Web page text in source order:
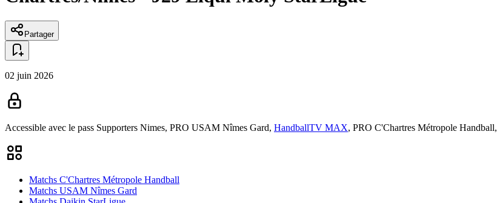
Partager
02 juin 2026
Accessible avec le pass Supporters Nimes, PRO USAM Nîmes Gard, HandballTV MAX, PRO C'Chartres Métropole Handball,
Matchs C'Chartres Métropole Handball
Matchs USAM Nîmes Gard